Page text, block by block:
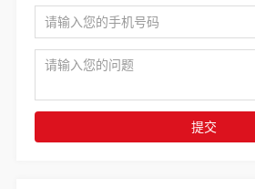
提交